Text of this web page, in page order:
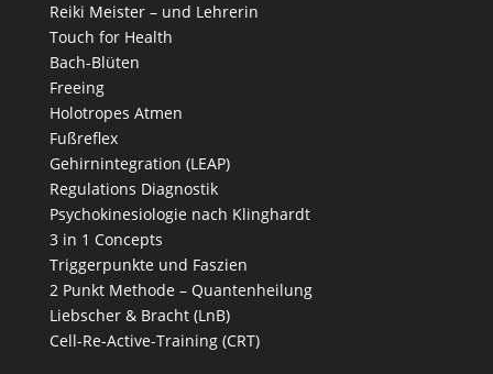
Reiki Meister – und Lehrerin
Touch for Health
Bach-Blüten
Freeing
Holotropes Atmen
Fußreflex
Gehirnintegration (LEAP)
Regulations Diagnostik
Psychokinesiologie nach Klinghardt
3 in 1 Concepts
Triggerpunkte und Faszien
2 Punkt Methode – Quantenheilung
Liebscher & Bracht (LnB)
Cell-Re-Active-Training (CRT)